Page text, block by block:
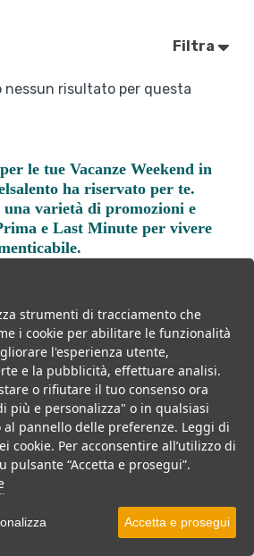
Filtra
nessun risultato per questa
le tue Vacanze Weekend in
ha riservato per te.
una varietà di promozioni e
e Last Minute per vivere
migliore per la tua prossima
vacanza.
selezionato per te le migliori mete, i
offerte per il tuo prossimo viaggio.
strumenti di tracciamento che
i cookie per abilitare le funzionalità
l'esperienza utente,
e la pubblicità, effettuare analisi.
o rifiutare il tuo consenso ora
più e personalizza" o in qualsiasi
al pannello delle preferenze. Leggi di
cookie. Per acconsentire all’utilizzo di
“Accetta e prosegui”.
Accetta e prosegui